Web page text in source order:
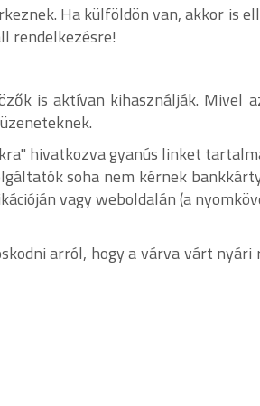
Ha külföldön van, akkor is
rendelkezésre!
is aktívan kihasználják. Mivel
hivatkozva gyanús linket
soha nem kérnek
vagy weboldalán (a
arról, hogy a várva várt nyári